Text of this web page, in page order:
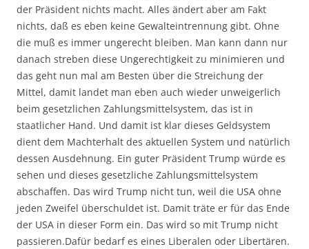
der Präsident nichts macht. Alles ändert aber am Fakt
nichts, daß es eben keine Gewalteintrennung gibt. Ohne
die muß es immer ungerecht bleiben. Man kann dann nur
danach streben diese Ungerechtigkeit zu minimieren und
das geht nun mal am Besten über die Streichung der
Mittel, damit landet man eben auch wieder unweigerlich
beim gesetzlichen Zahlungsmittelsystem, das ist in
staatlicher Hand. Und damit ist klar dieses Geldsystem
dient dem Machterhalt des aktuellen System und natürlich
dessen Ausdehnung. Ein guter Präsident Trump würde es
sehen und dieses gesetzliche Zahlungsmittelsystem
abschaffen. Das wird Trump nicht tun, weil die USA ohne
jeden Zweifel überschuldet ist. Damit träte er für das Ende
der USA in dieser Form ein. Das wird so mit Trump nicht
passieren.Dafür bedarf es eines Liberalen oder Libertären.